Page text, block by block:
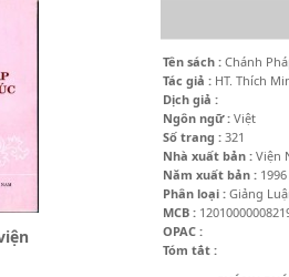
Tên sách : Chánh
Tác giả : HT. Thích
Dịch giả :
Ngôn ngữ : Việt
Số trang : 321
Nhà xuất bản : Viện
Năm xuất bản : 1996
Phân loại : Giảng
MCB :
OPAC :
Tóm tắt :